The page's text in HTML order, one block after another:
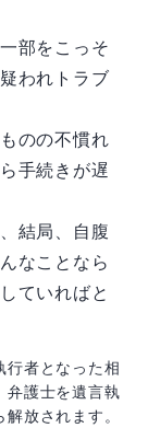
部をこっそ
われトラブ
のの不慣れ
手続きが遅
結局、自腹
なことなら
ていればと
行者となった相
弁護士を遺言執
放されます。